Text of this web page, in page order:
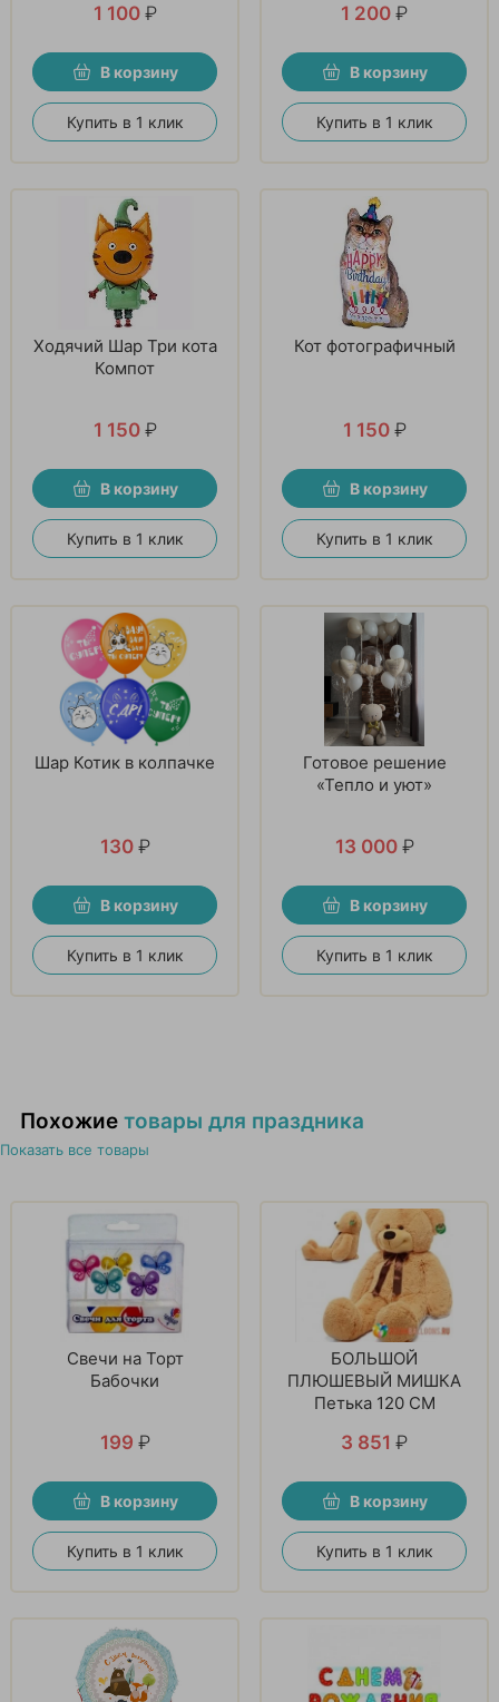
1 100 ₽
В корзину
Купить в 1 клик
1 200 ₽
В корзину
Купить в 1 клик
Ходячий Шар Три кота
Компот
1 150 ₽
В корзину
Купить в 1 клик
Кот фотографичный
1 150 ₽
В корзину
Купить в 1 клик
Шар Котик в колпачке
130 ₽
В корзину
Купить в 1 клик
Готовое решение
«Тепло и уют»
13 000 ₽
В корзину
Купить в 1 клик
Похожие товары для праздника
Показать все товары
Свечи на Торт
Бабочки
199 ₽
В корзину
Купить в 1 клик
БОЛЬШОЙ
ПЛЮШЕВЫЙ МИШКА
Петька 120 СМ
3 851 ₽
В корзину
Купить в 1 клик